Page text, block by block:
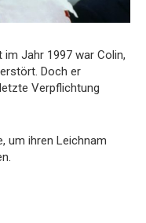
Jahr 1997 war Colin,
Doch er
Verpflichtung
um ihren Leichnam